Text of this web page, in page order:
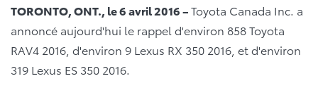
TORONTO, ONT., le 6 avril 2016 –Toyota Canada Inc. a
annoncé aujourd'hui le rappel d'environ 858 Toyota
RAV4 2016, d'environ 9 Lexus RX 350 2016, et d'environ
319 Lexus ES 350 2016.